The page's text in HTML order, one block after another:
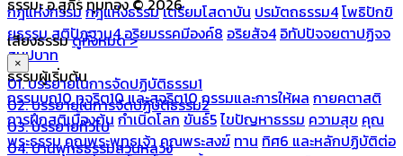
กฎแห่งกรรมกฎแห่งธรรมเตรียมโสดาบัน ปรมัตถธรรม4โพธิปักขิ
ยธรรมสติปัฏฐาน4อริยมรรคมีองค์8 อริยสัจ4 อิทัปปัจจยตาปฏิจจ
สมุปบาท
ธรรมผู้เริ่มต้น
กรรมบถ10 ทุจริต10 และสุจริต10กรรมและการให้ผล กายคตาสติ
การฝึกสติเบื้องต้นกำเนิดโลกขันธ์5ไขปัญหาธรรม ความสุข คุณ
พระธรรมคุณพระพุทธเจ้าคุณพระสงฆ์ ทาน ทิศ6 และหลักปฏิบัติต่อ
ธรรมะ อ.สุภีร์ ทุมทอง © 2026
เสียงธรรมดูทั้งหมด >
×
01. บรรยายในการจัดปฏิบัติธรรม1
02. บรรยายในการจัดปฏิบัติธรรม2
03. บรรยายทั่วไป
04. บ้านพุทธธรรมสวนหลวง